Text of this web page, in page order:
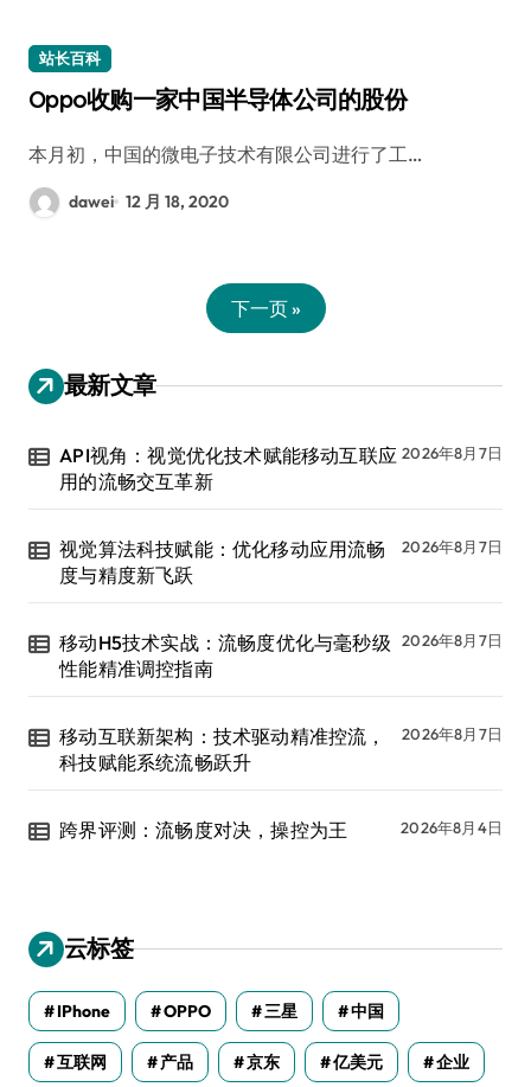
站长百科
Oppo收购一家中国半导体公司的股份
本月初，中国的微电子技术有限公司进行了工…
dawei 12 月 18, 2020
下一页 »
最新文章
API视角：视觉优化技术赋能移动互联应
用的流畅交互革新
2026年8月7日
视觉算法科技赋能：优化移动应用流畅
度与精度新飞跃
2026年8月7日
移动H5技术实战：流畅度优化与毫秒级
性能精准调控指南
2026年8月7日
移动互联新架构：技术驱动精准控流，
科技赋能系统流畅跃升
2026年8月7日
跨界评测：流畅度对决，操控为王 2026年8月4日
云标签
IPhone OPPO 三星 中国
互联网 产品 京东 亿美元 企业